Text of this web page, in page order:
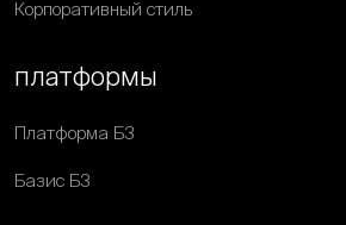
Корпоративный стиль
платформы
Платформа Б3
Базис Б3